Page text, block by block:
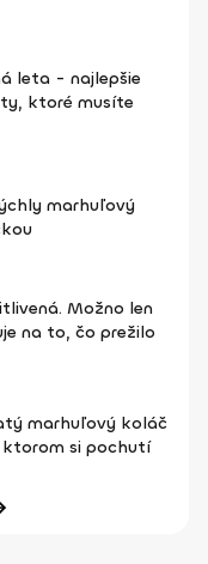
leta - najlepšie
ktoré musíte
marhuľový
Možno len
na to, čo prežilo
marhuľový koláč
si pochutí